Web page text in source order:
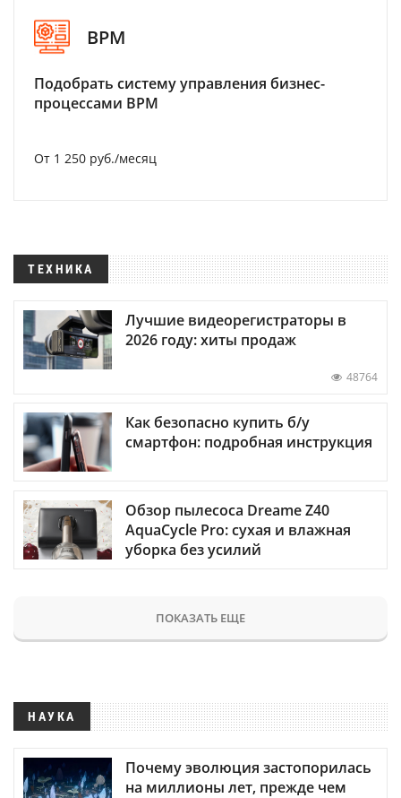
BPM
Подобрать систему управления бизнес-
процессами BPM
От 1 250 руб./месяц
ТЕХНИКА
Лучшие видеорегистраторы в
2026 году: хиты продаж
48764
Как безопасно купить б/у
смартфон: подробная инструкция
Обзор пылесоса Dreame Z40
AquaCycle Pro: сухая и влажная
уборка без усилий
ПОКАЗАТЬ ЕЩЕ
НАУКА
Почему эволюция застопорилась
на миллионы лет, прежде чем